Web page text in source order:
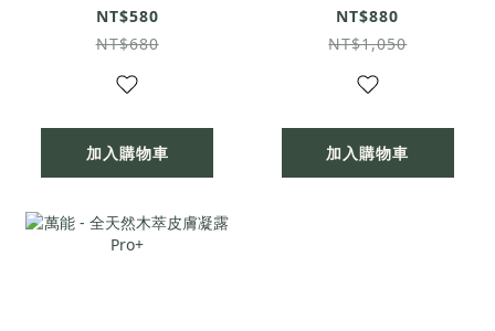
養潔耳液 60ml
NT$580
NT$680
加入購物車
NT$880
NT$1,050
加入購物車